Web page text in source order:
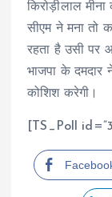
किरोड़ीलाल
सीएम ने मना तो
रहता है उसी पर
भाजपा के दमदार
कोशिश करेगी।
[TS_Poll